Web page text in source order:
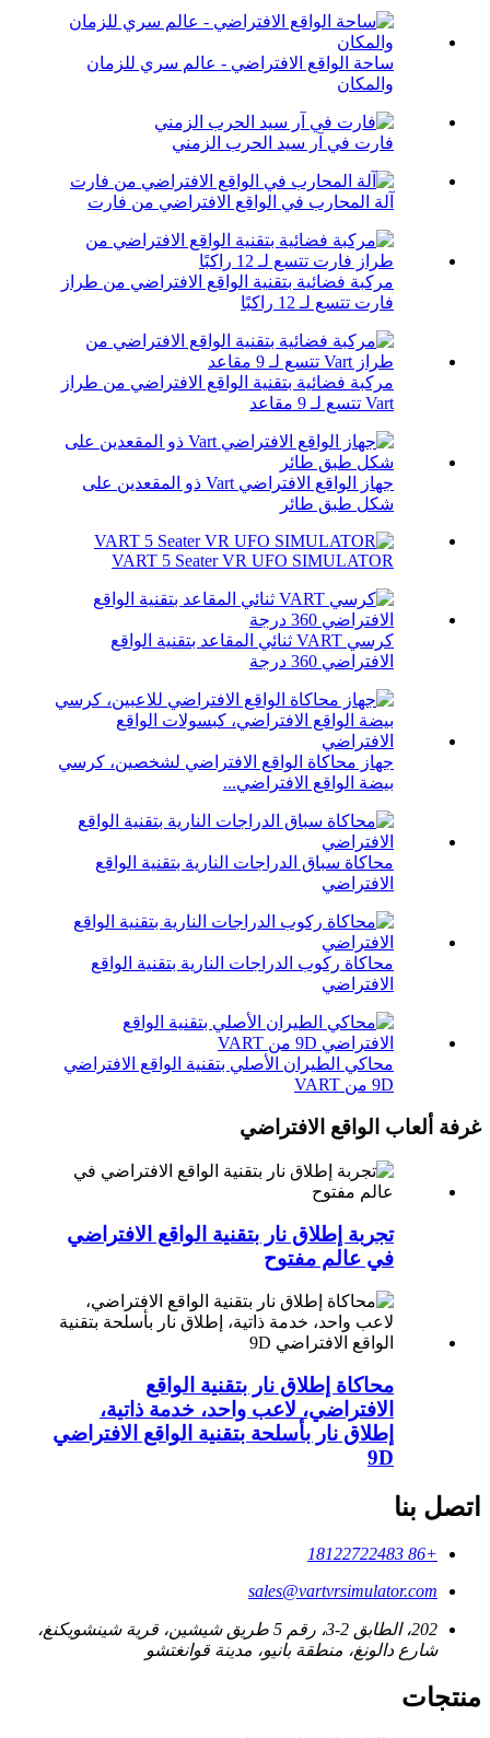
ساحة الواقع الافتراضي - عالم سري للزمان
والمكان
فارت في آر سيد الحرب الزمني
آلة المحارب في الواقع الافتراضي من فارت
مركبة فضائية بتقنية الواقع الافتراضي من طراز
فارت تتسع لـ 12 راكبًا
مركبة فضائية بتقنية الواقع الافتراضي من طراز
Vart تتسع لـ 9 مقاعد
جهاز الواقع الافتراضي Vart ذو المقعدين على
شكل طبق طائر
VART 5 Seater VR UFO SIMULATOR
كرسي VART ثنائي المقاعد بتقنية الواقع
الافتراضي 360 درجة
جهاز محاكاة الواقع الافتراضي لشخصين، كرسي
بيضة الواقع الافتراضي...
محاكاة سباق الدراجات النارية بتقنية الواقع
الافتراضي
محاكاة ركوب الدراجات النارية بتقنية الواقع
الافتراضي
محاكي الطيران الأصلي بتقنية الواقع الافتراضي
9D من VART
غرفة ألعاب الواقع الافتراضي
تجربة إطلاق نار بتقنية الواقع الافتراضي
في عالم مفتوح
محاكاة إطلاق نار بتقنية الواقع
الافتراضي، لاعب واحد، خدمة ذاتية،
إطلاق نار بأسلحة بتقنية الواقع الافتراضي
9D
اتصل بنا
+86 18122722483
sales@vartvrsimulator.com
202، الطابق 2-3، رقم 5 طريق شيشين، قرية شينشويكنغ،
شارع دالونغ، منطقة بانيو، مدينة قوانغتشو
منتجات